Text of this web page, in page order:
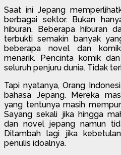
Saat ini Jepang
berbagai sektor. Bukan
hiburan. Beberapa hiburan
terbukti semakin banyak
beberapa novel dan
menarik. Pencinta komik
seluruh penjuru dunia. Tidak
Tapi nyatanya, Orang
bahasa Jepang. Mereka
yang tentunya masih
Sayang sekali jika hingga
dan novel jepang namun
Ditambah lagi jika
penulis idoalnya.